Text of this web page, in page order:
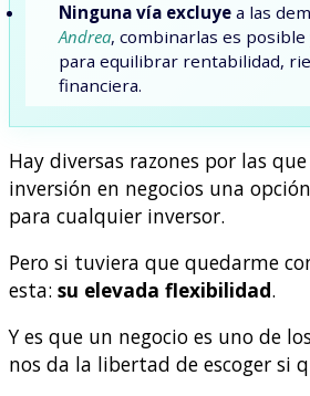
Ninguna vía excluye a las
Andrea, combinarlas es
para equilibrar rentabilidad,
financiera.
Hay diversas razones por las
inversión en negocios una
para cualquier inversor.
Pero si tuviera que quedarme
esta: su elevada flexibilidad.
Y es que un negocio es uno de
nos da la libertad de escoger si